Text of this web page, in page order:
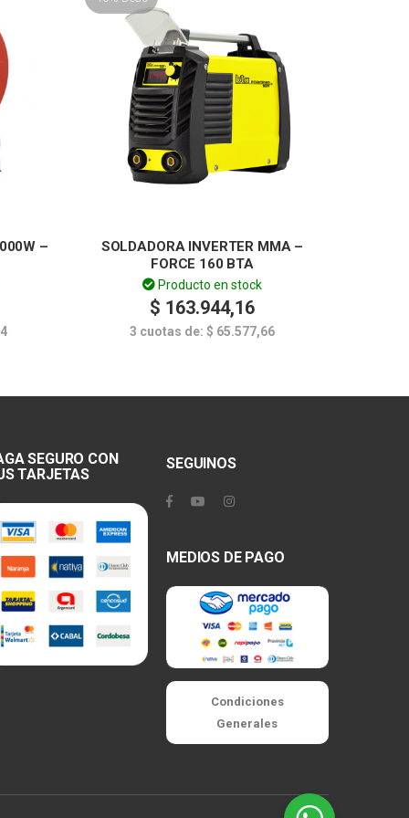
–
SOLDADORA INVERTER MMA –
FORCE 160 BTA
Producto en stock
$ 163.944,16
3 cuotas de: $ 65.577,66
SEGURO CON
TARJETAS
SEGUINOS
MEDIOS DE PAGO
Condiciones
Generales